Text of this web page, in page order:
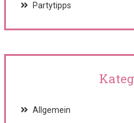
Partytipps
Allgemein